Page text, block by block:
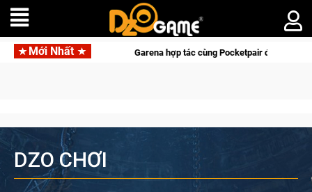
Mới Nhất Garena hợp tác cùng Pocketpair đưa bom tấn săn
DZO CHƠI